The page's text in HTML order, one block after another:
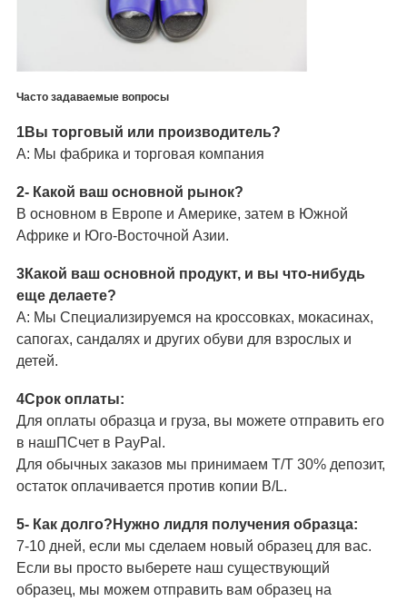
Часто задаваемые вопросы
1Вы торговый или производитель?
A: Мы фабрика и торговая компания
2- Какой ваш основной рынок?
В основном в Европе и Америке, затем в Южной
Африке и Юго-Восточной Азии.
3Какой ваш основной продукт, и вы что-нибудь
еще делаете?
А: Мы Специализируемся на кроссовках, мокасинах,
сапогах, сандалях и других обуви для взрослых и
детей.
4Срок оплаты:
Для оплаты образца и груза, вы можете отправить его
в нашПСчет в PayPal.
Для обычных заказов мы принимаем T/T 30% депозит,
остаток оплачивается против копии B/L.
5- Как долго? Нужно лидля получения образца:
7-10 дней, если мы сделаем новый образец для вас.
Если вы просто выберете наш существующий
образец, мы можем отправить вам образец на